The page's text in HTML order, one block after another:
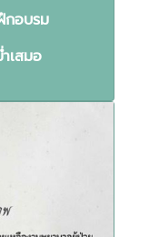
กอบรม
เสมอ